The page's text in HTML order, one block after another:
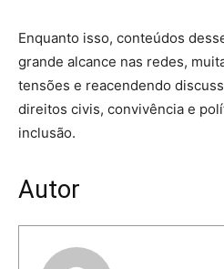
Enquanto isso, conteúdos
grande alcance nas redes,
tensões e reacendendo
direitos civis, convivência e
inclusão.
Autor